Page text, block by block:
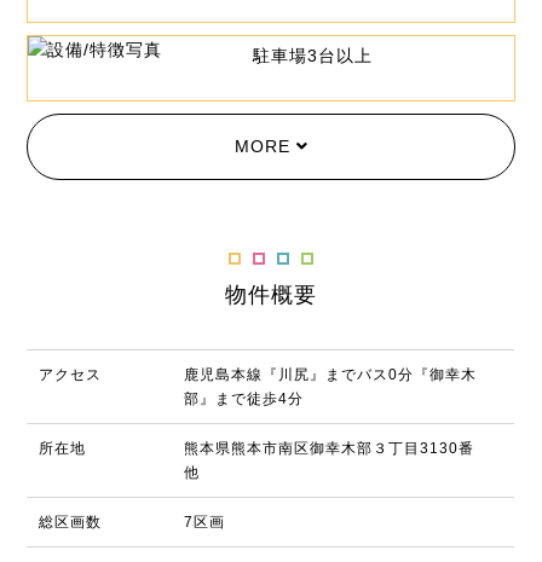
駐車場3台以上
MORE
物件概要
アクセス
鹿児島本線『川尻』までバス0分『御幸木
部』まで徒歩4分
所在地
熊本県熊本市南区御幸木部３丁目3130番
他
総区画数 7区画